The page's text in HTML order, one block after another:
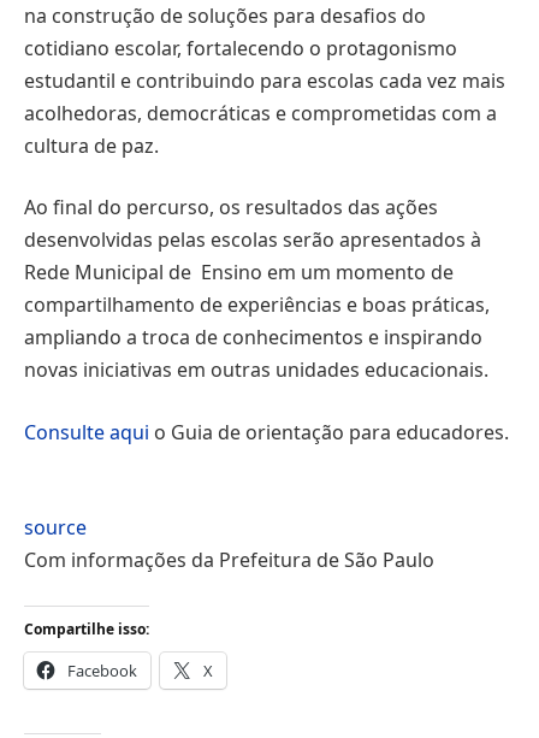
na construção de soluções para desafios do
cotidiano escolar, fortalecendo o protagonismo
estudantil e contribuindo para escolas cada vez mais
acolhedoras, democráticas e comprometidas com a
cultura de paz.
Ao final do percurso, os resultados das ações
desenvolvidas pelas escolas serão apresentados à
Rede Municipal de Ensino em um momento de
compartilhamento de experiências e boas práticas,
ampliando a troca de conhecimentos e inspirando
novas iniciativas em outras unidades educacionais.
Consulte aqui o Guia de orientação para educadores.
source
Com informações da Prefeitura de São Paulo
Compartilhe isso:
Facebook X